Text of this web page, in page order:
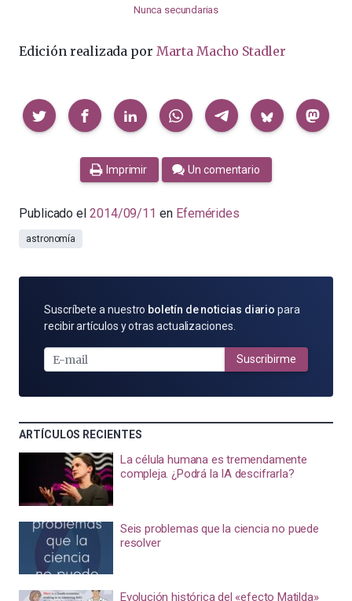
Nunca secundarias
Edición realizada por Marta Macho Stadler
Compartir
Imprimir Un comentario
Publicado el 2014/09/11 en Efemérides
astronomía
SUSCRÍBETE
POR
MAIL
Suscríbete a nuestro boletín de noticias diario para
recibir artículos y otras actualizaciones.
Suscribirme
ARTÍCULOS RECIENTES
La célula humana es tremendamente
compleja. ¿Podrá la IA descifrarla?
Seis problemas que la ciencia no puede
resolver
Evolución histórica del «efecto Matilda»